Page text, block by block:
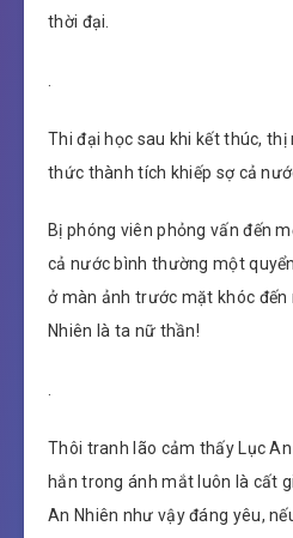
thời đại.
Thi đại học sau khi kết thúc,
thức thành tích khiếp sợ cả
Bị phóng viên phỏng vấn đến
cả nước bình thường một
ở màn ảnh trước mặt khóc đến
Nhiên là ta nữ thần!
.
Thôi tranh lão cảm thấy Lục
hắn trong ánh mắt luôn là cất
An Nhiên như vậy đáng yêu,